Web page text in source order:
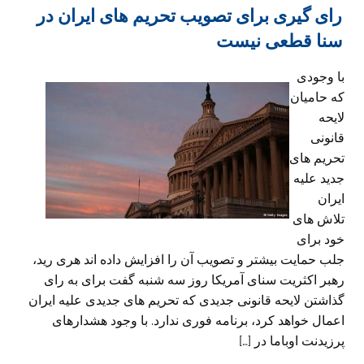
رای گیری برای تصویب تحریم های ایران در
سنا قطعی نیست
با وجودی
که حامیان
لایحه
قانونی
تحریم های
جدید علیه
ایران
تلاش های
خود برای
جلب حمایت بیشتر و تصویب آن را افزایش داده اند هری رید،
رهبر اکثریت سنای آمریکا روز سه شنبه گفت برای به رای
گذاشتن لایحه قانونی جدیدی که تحریم های جدیدی علیه ایران
اعمال خواهد کرد، برنامه فوری ندارد. با وجود هشدارهای
پرزیدنت اوباما در […]